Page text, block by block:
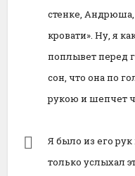
стенке,
кровати». Ну, я
поплывет перед
сон, что она по
рукою и шепчет
Я было из его рук
только услыхал